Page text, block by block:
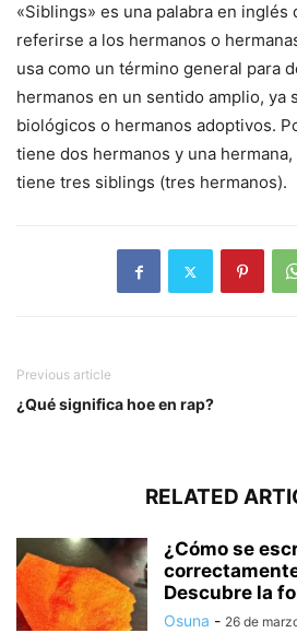
«Siblings» es una palabra en inglés
referirse a los hermanos o
usa como un término general para
hermanos en un sentido amplio, ya
biológicos o hermanos adoptivos.
tiene dos hermanos y una
tiene tres siblings (tres hermanos).
Previous article
¿Qué significa hoe en rap?
RELATED
¿Cómo se
Descubre la
Osuna - 26 de